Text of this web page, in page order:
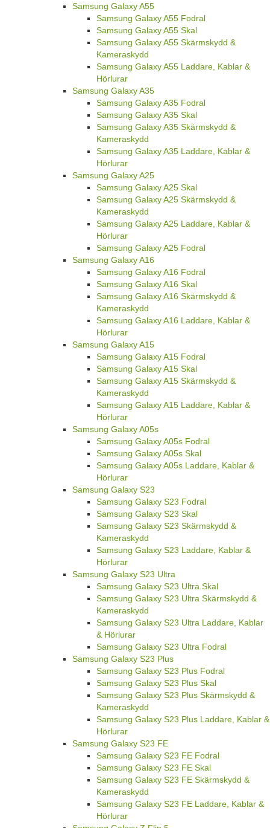
Samsung Galaxy A55
Samsung Galaxy A55 Fodral
Samsung Galaxy A55 Skal
Samsung Galaxy A55 Skärmskydd &
Kameraskydd
Samsung Galaxy A55 Laddare, Kablar &
Hörlurar
Samsung Galaxy A35
Samsung Galaxy A35 Fodral
Samsung Galaxy A35 Skal
Samsung Galaxy A35 Skärmskydd &
Kameraskydd
Samsung Galaxy A35 Laddare, Kablar &
Hörlurar
Samsung Galaxy A25
Samsung Galaxy A25 Skal
Samsung Galaxy A25 Skärmskydd &
Kameraskydd
Samsung Galaxy A25 Laddare, Kablar &
Hörlurar
Samsung Galaxy A25 Fodral
Samsung Galaxy A16
Samsung Galaxy A16 Fodral
Samsung Galaxy A16 Skal
Samsung Galaxy A16 Skärmskydd &
Kameraskydd
Samsung Galaxy A16 Laddare, Kablar &
Hörlurar
Samsung Galaxy A15
Samsung Galaxy A15 Fodral
Samsung Galaxy A15 Skal
Samsung Galaxy A15 Skärmskydd &
Kameraskydd
Samsung Galaxy A15 Laddare, Kablar &
Hörlurar
Samsung Galaxy A05s
Samsung Galaxy A05s Fodral
Samsung Galaxy A05s Skal
Samsung Galaxy A05s Laddare, Kablar &
Hörlurar
Samsung Galaxy S23
Samsung Galaxy S23 Fodral
Samsung Galaxy S23 Skal
Samsung Galaxy S23 Skärmskydd &
Kameraskydd
Samsung Galaxy S23 Laddare, Kablar &
Hörlurar
Samsung Galaxy S23 Ultra
Samsung Galaxy S23 Ultra Skal
Samsung Galaxy S23 Ultra Skärmskydd &
Kameraskydd
Samsung Galaxy S23 Ultra Laddare, Kablar
& Hörlurar
Samsung Galaxy S23 Ultra Fodral
Samsung Galaxy S23 Plus
Samsung Galaxy S23 Plus Fodral
Samsung Galaxy S23 Plus Skal
Samsung Galaxy S23 Plus Skärmskydd &
Kameraskydd
Samsung Galaxy S23 Plus Laddare, Kablar &
Hörlurar
Samsung Galaxy S23 FE
Samsung Galaxy S23 FE Fodral
Samsung Galaxy S23 FE Skal
Samsung Galaxy S23 FE Skärmskydd &
Kameraskydd
Samsung Galaxy S23 FE Laddare, Kablar &
Hörlurar